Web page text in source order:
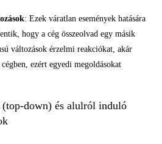
: Ezek váratlan események hatására
hogy a cég összeolvad egy másik
változások érzelmi reakciókat, akár
ezért egyedi megoldásokat
(top-down) és alulról induló